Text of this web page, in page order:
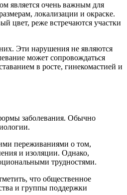
является очень важным для
локализации и окраске.
цвет, реже встречаются участки
Эти нарушения не являются
может сопровождаться
в росте, гинекомастией и
заболевания. Обычно
переживаниями о том,
и изоляции. Однако,
трудностями.
что общественное
и группы поддержки